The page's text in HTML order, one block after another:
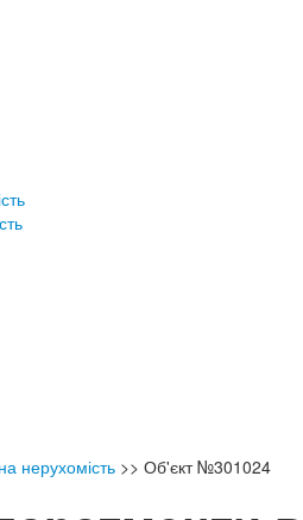
нерухомість >> Об'єкт №301024